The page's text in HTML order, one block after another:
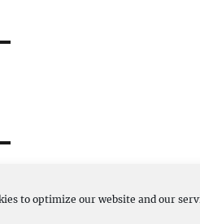
to optimize our website and our